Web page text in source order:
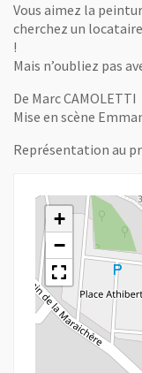
Vous aimez la
cherchez un
!
Mais n’oubliez pas
De Marc CAMOLETTI
Mise en scène
Représentation au
+
−